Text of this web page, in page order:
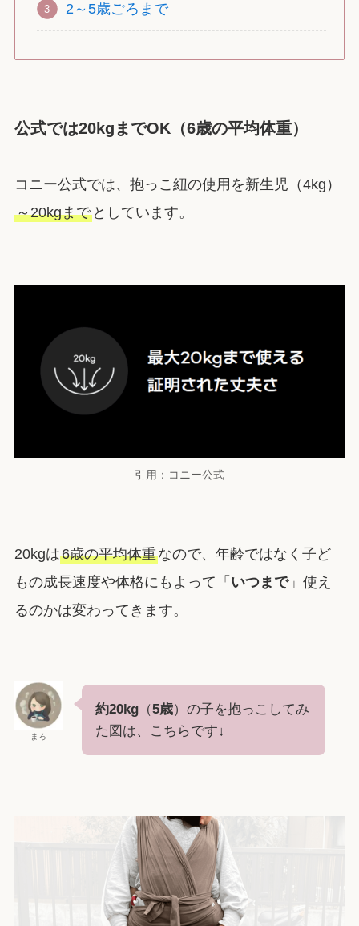
2～5歳ごろまで
公式では20kgまでOK（6歳の平均体重）
コニー公式では、抱っこ紐の使用を新生児（4kg）
～20kgまでとしています。
引用：コニー公式
20kgは6歳の平均体重なので、年齢ではなく子ど
もの成長速度や体格にもよって「 いつまで」使え
るのかは変わってきます。
まろ
約20kg（5歳）の子を抱っこしてみ
た図は、こちらです↓